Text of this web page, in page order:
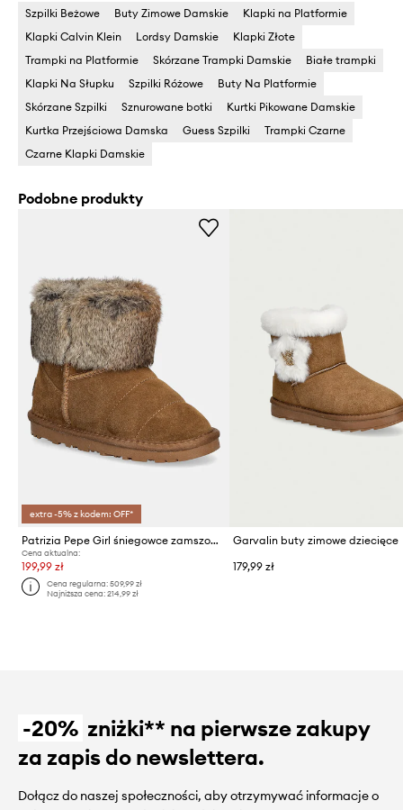
Szpilki Beżowe Buty Zimowe Damskie
Klapki na Platformie
Klapki Calvin Klein
Lordsy Damskie
Klapki Złote
Trampki na Platformie
Skórzane Trampki Damskie
Białe trampki
Klapki Na Słupku
Szpilki Różowe
Buty Na Platformie
Skórzane Szpilki
Sznurowane botki
Kurtki Pikowane Damskie
Kurtka Przejściowa Damska
Guess Szpilki
Trampki Czarne
Czarne Klapki Damskie
Podobne produkty
extra -5% z kodem: OFF*
Patrizia Pepe Girl śniegowce zamszowe
Cena aktualna:
199,99 zł
Cena regularna:509,99 zł
Najniższa cena:214,99 zł
Garvalin buty zimowe dziecięce
179,99 zł
-20% zniżki** na pierwsze zakupy
za zapis do newslettera.
Dołącz do naszej społeczności, aby otrzymywać informacje o